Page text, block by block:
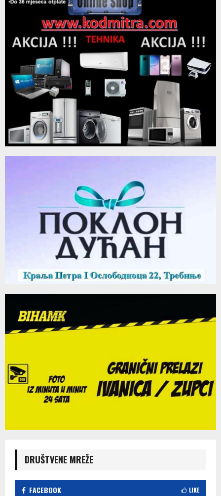
DRUŠTVENE MREŽE
FACEBOOK LIKE